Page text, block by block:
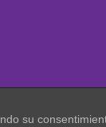
su